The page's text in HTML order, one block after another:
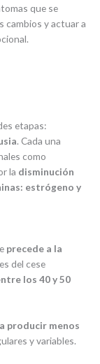
que se
cambios y actuar a
etapas:
. Cada una
como
la disminución
estrógeno y
precede a la
del cese
los 40 y 50
producir menos
y variables.